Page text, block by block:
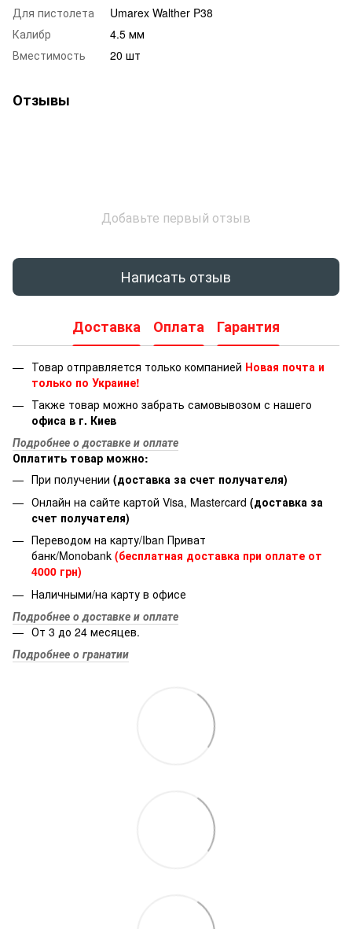
Для пистолета
Umarex Walther P38
Калибр
4.5 мм
Вместимость
20 шт
Отзывы
Добавьте первый отзыв
Написать отзыв
Доставка Оплата Гарантия
Товар отправляется только компанией Новая почта и
только по Украине!
Также товар можно забрать самовывозом с нашего
офиса в г. Киев
Подробнее о доставке и оплате
Оплатить товар можно:
При получении (доставка за счет получателя)
Онлайн на сайте картой Visa, Mastercard (доставка за
счет получателя)
Переводом на карту/Iban Приват
банк/Monobank (бесплатная доставка при оплате от
4000 грн)
Наличными/на карту в офисе
Подробнее о доставке и оплате
От 3 до 24 месяцев.
Подробнее о гранатии